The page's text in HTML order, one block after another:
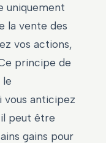
uniquement
la vente des
vos actions,
principe de
le
vous anticipez
peut être
gains pour